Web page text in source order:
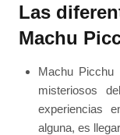
Las
Machu
Machu
misteriosos
experiencias
alguna, es